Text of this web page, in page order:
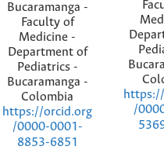
Bucaramanga -
Faculty of
Medicine -
Department of
Pediatrics -
Bucaramanga -
Colombia
https://orcid.org
/0000-0001-
8853-6851
/